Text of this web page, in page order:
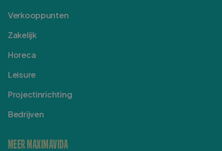
Verkooppunten
Zakelijk
Horeca
Leisure
Projectinrichting
Bedrijven
MEER MAXIMAVIDA